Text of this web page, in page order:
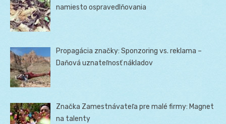
namiesto ospravedlňovania
Propagácia značky: Sponzoring vs. reklama –
Daňová uznateľnosť nákladov
Značka Zamestnávateľa pre malé firmy: Magnet
na talenty